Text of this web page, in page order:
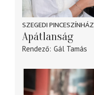
SZEGEDI PINCESZÍNHÁZ
Apátlanság
Rendező Gál Tamás